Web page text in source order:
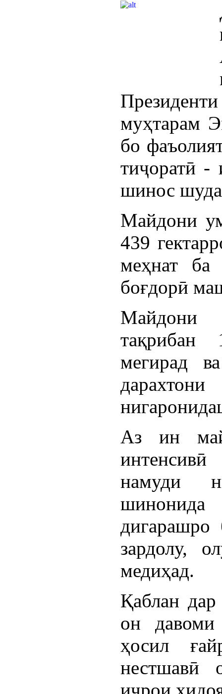
муҳтарам
бо
тиҷоратӣ -
шинос
Майдони
439
меҳнат ба
боғдорӣ
Майдони
мегирад
Аз ин
намуди
дигарашро
зардолу,
медиҳад.
Қаблан
он давоми
ҳосил
нестшавӣ
иҷрои